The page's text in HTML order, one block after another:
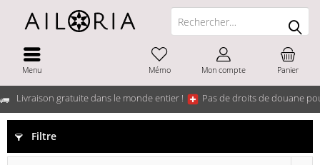
Livraison gratuite dans le monde entier ! Pas de droits de douane
Menu Panier
Mémo Mon compte
Filtre